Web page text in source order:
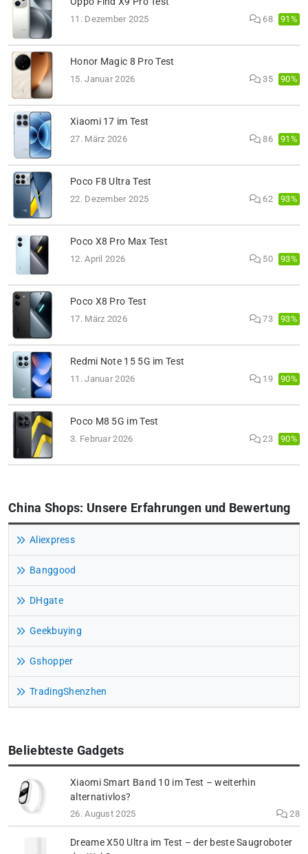
11. Dezember 2025 68 91%
Honor Magic 8 Pro Test
15. Januar 2026 35 90%
Xiaomi 17 im Test
27. März 2026 86 91%
Poco F8 Ultra Test
22. Dezember 2025 62 93%
Poco X8 Pro Max Test
12. April 2026 50 93%
Poco X8 Pro Test
17. März 2026 73 93%
Redmi Note 15 5G im Test
11. Januar 2026 19 90%
Poco M8 5G im Test
3. Februar 2026 23 90%
China Shops: Unsere Erfahrungen und Bewertung
Aliexpress
Banggood
DHgate
Geekbuying
Gshopper
TradingShenzhen
Beliebteste Gadgets
Xiaomi Smart Band 10 im Test – weiterhin
alternativlos?
26. August 2025 28
Dreame X50 Ultra im Test – der beste Saugroboter